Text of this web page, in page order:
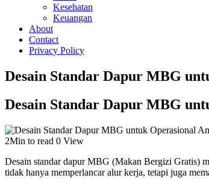
Kesehatan
Keuangan
About
Contact
Privacy Policy
Desain Standar Dapur MBG
Desain Standar Dapur MBG
2Min to read 0 View
Desain standar dapur MBG (Makan Bergizi Gratis)
tidak hanya memperlancar alur kerja, tetapi juga